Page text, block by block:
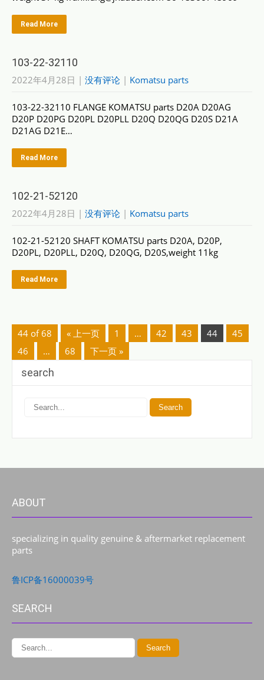
Read More
103-22-32110
2022年4月28日 | 没有评论 | Komatsu parts
103-22-32110 FLANGE KOMATSU parts D20A D20AG
D20P D20PG D20PL D20PLL D20Q D20QG D20S D21A
D21AG D21E…
Read More
102-21-52120
2022年4月28日 | 没有评论 | Komatsu parts
102-21-52120 SHAFT KOMATSU parts D20A, D20P,
D20PL, D20PLL, D20Q, D20QG, D20S,weight 11kg
Read More
44 of 68 « 上一页 1 … 42 43 44
45
46
… 68 下一页 »
search
ABOUT
specializing in quality genuine & aftermarket replacement
parts
鲁ICP备16000039号
SEARCH